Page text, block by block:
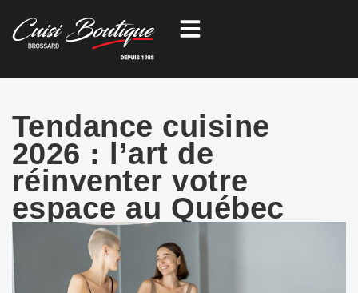
contenu
Tendance cuisine
2026 : l’art de
réinventer votre
espace au Québec